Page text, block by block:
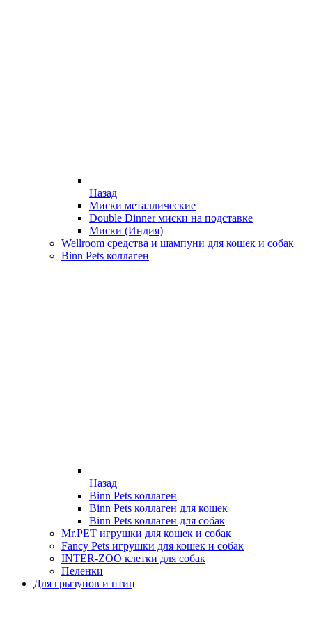
Назад
Миски металлические
Double Dinner миски на подставке
Миски (Индия)
Wellroom средства и шампуни для кошек и собак
Binn Pets коллаген
Назад
Binn Pets коллаген
Binn Pets коллаген для кошек
Binn Pets коллаген для собак
Mr.PET игрушки для кошек и собак
Fancy Pets игрушки для кошек и собак
INTER-ZOO клетки для собак
Пеленки
Для грызунов и птиц